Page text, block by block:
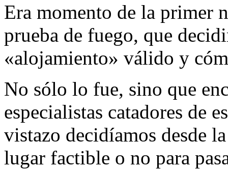
Era momento de la primer
prueba de fuego, que
«alojamiento» válido y
No sólo lo fue, sino que
especialistas catadores de
vistazo decidíamos desde
lugar factible o no para